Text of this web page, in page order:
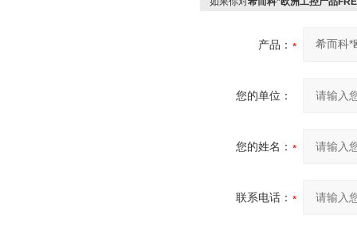
产品：
您的单位：
您的姓名：
联系电话：